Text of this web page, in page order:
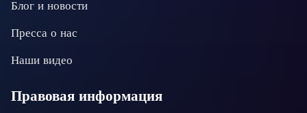
Блог и новости
Пресса о нас
Наши видео
Правовая информация